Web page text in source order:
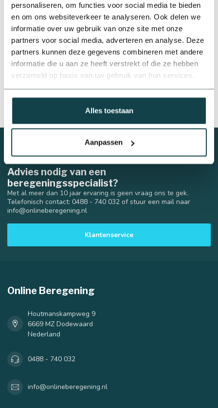
personaliseren, om functies voor social media te bieden
en om ons websiteverkeer te analyseren. Ook delen we
informatie over uw gebruik van onze site met onze
partners voor social media, adverteren en analyse. Deze
partners kunnen deze gegevens combineren met andere
informatie die u aan ze heeft verstrekt of die ze hebben
verzameld op basis van uw gebruik van hun services.
Alles toestaan
Aanpassen
Om een rechte verloop te maken van tyleenslang naar een
draadfitting heb je eentyleen overgangskoppelingnodig. Deze
zijn verkrijgbaar in een binnendraadenbuitendraaduitvoering. De
tyleen overgangskoppelingen hebben maar liefst een maximale
Advies nodig van een
beregeningsspecialist?
Met al meer dan 10 jaar ervaring is geen vraag ons te gek.
Telefonisch contact: 0488 - 740 032 of stuur een mail naar
info@onlineberegening.nl
Klantenservice
Online Beregening
Houtmanskampweg 9
6669 MZ Dodewaard
Nederland
0488 - 740 032
info@onlineberegening.nl